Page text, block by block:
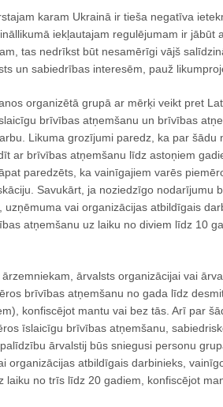
karam Ukrainā ir tieša negatīva
iekļautajam regulējumam ir jābūt
tas nedrīkst būt nesamērīgi vājš
un sabiedrības interesēm, pauž
organizētā grupā ar mērķi veikt pret
brīvības atņemšanu un brīvības
Likuma grozījumi paredz, ka par šādu
ar brīvības atņemšanu līdz astoņiem
paredzēts, ka vainīgajiem varēs
Savukārt, ja noziedzīgo nodarījumu
uzņēmuma vai organizācijas atbildīgais
atņemšanu uz laiku no diviem līdz 10
ārvalsts organizācijai vai
brīvības atņemšanu no gada līdz
konfiscējot mantu vai bez tās. Arī par
īslaicīgu brīvības atņemšanu,
ārvalstij būs sniegusi personu
organizācijas atbildīgais darbinieks,
laiku no trīs līdz 20 gadiem, konfiscējot